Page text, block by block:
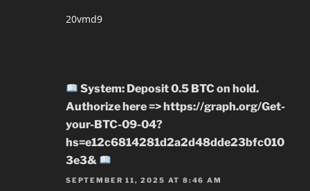
20vmd9
System: Deposit 0.5 BTC on hold.
Authorize here => https://graph.org/Get-
your-BTC-09-04?
hs=e12c6814281d2a2d48dde23bfc010
3e3&
SEPTEMBER 11, 2025 AT 8:46 AM